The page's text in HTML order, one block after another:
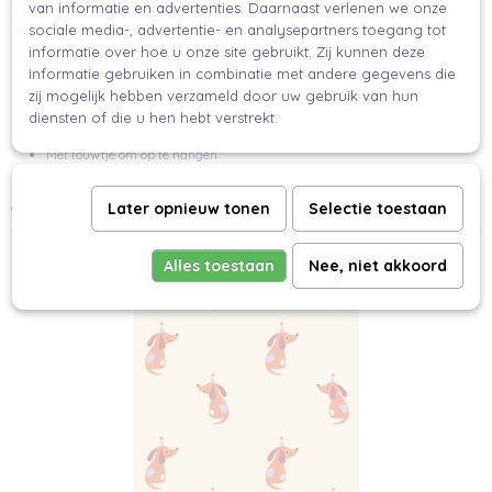
Specificaties
Materiaal: Hout
Formaat: 30 x 20 mm
Kleur: Naturel hout
Met touwtje om op te hangen
Maak elk cadeau een beetje gezelliger met deze geluksteckel — klein,
charmant en boordevol feelgood vibes!
Ook interessant
van informatie en advertenties. Daarnaast verlenen we onze
sociale media-, advertentie- en analysepartners toegang tot
informatie over hoe u onze site gebruikt. Zij kunnen deze
informatie gebruiken in combinatie met andere gegevens die
zij mogelijk hebben verzameld door uw gebruik van hun
diensten of die u hen hebt verstrekt.
Later opnieuw tonen Selectie toestaan
Alles toestaan Nee, niet akkoord